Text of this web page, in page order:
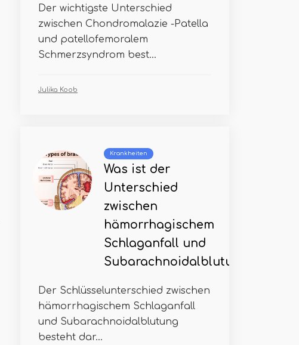
Der wichtigste Unterschied
zwischen Chondromalazie -Patella
und patellofemoralem
Schmerzsyndrom best...
Julika Koob
Krankheiten
Was ist der
Unterschied
zwischen
hämorrhagischem
Schlaganfall und
Subarachnoidalblutung
Der Schlüsselunterschied zwischen
hämorrhagischem Schlaganfall
und Subarachnoidalblutung
besteht dar...